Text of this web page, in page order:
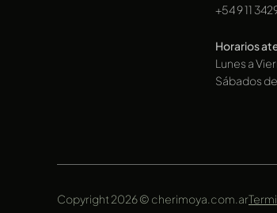
+54 9 11
Horarios
Lunes a
Sábados de
Copyright 2026 © cherimoya.com.ar